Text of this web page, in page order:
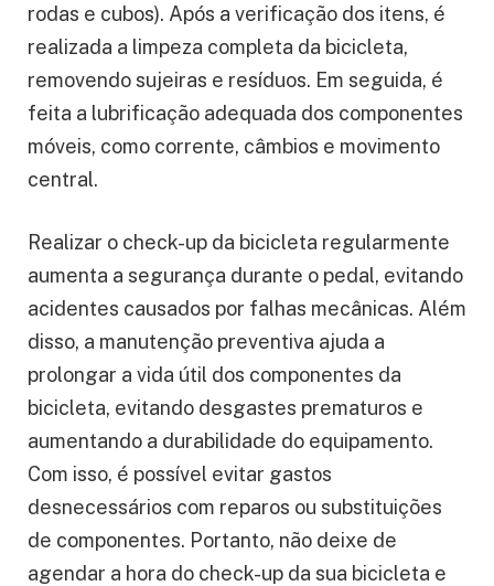
rodas e cubos). Após a verificação dos itens, é
realizada a limpeza completa da bicicleta,
removendo sujeiras e resíduos. Em seguida, é
feita a lubrificação adequada dos componentes
móveis, como corrente, câmbios e movimento
central.
Realizar o check-up da bicicleta regularmente
aumenta a segurança durante o pedal, evitando
acidentes causados por falhas mecânicas. Além
disso, a manutenção preventiva ajuda a
prolongar a vida útil dos componentes da
bicicleta, evitando desgastes prematuros e
aumentando a durabilidade do equipamento.
Com isso, é possível evitar gastos
desnecessários com reparos ou substituições
de componentes. Portanto, não deixe de
agendar a hora do check-up da sua bicicleta e